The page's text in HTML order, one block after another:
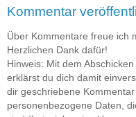
Kommentar
Über Kommentare freue ich
Herzlichen Dank dafür!
Hinweis: Mit dem
erklärst du dich damit
dir geschriebene Kommentar
personenbezogene Daten,